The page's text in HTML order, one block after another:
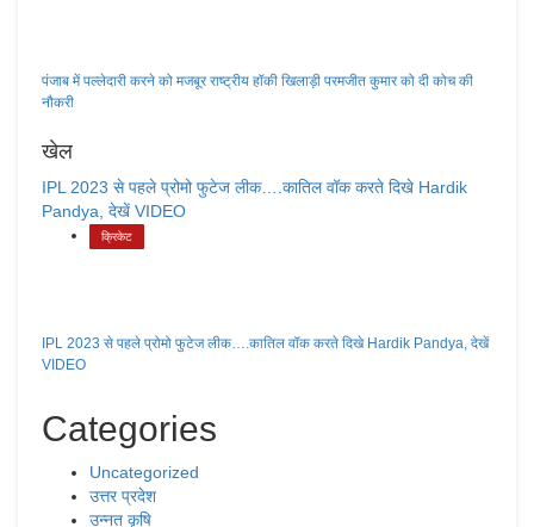
पंजाब में पल्लेदारी करने को मजबूर राष्ट्रीय हॉकी खिलाड़ी परमजीत कुमार को दी कोच की
नौकरी
खेल
IPL 2023 से पहले प्रोमो फुटेज लीक….कातिल वॉक करते दिखे Hardik
Pandya, देखें VIDEO
क्रिकेट
IPL 2023 से पहले प्रोमो फुटेज लीक….कातिल वॉक करते दिखे Hardik Pandya, देखें
VIDEO
Categories
Uncategorized
उत्तर प्रदेश
उन्नत कृषि